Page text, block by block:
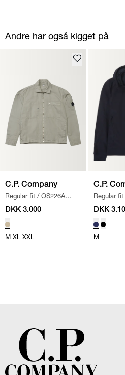
Andre har også kigget på
C.P. Company
Regular fit / OS226A
110626G OVERSHIRT
DKK 3.000
M XL XXL
C.P.
Regular fit
Jakke /
DKK
M